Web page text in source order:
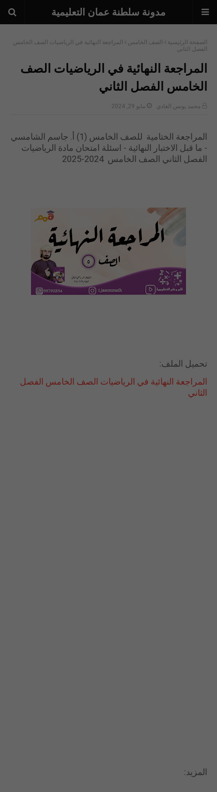
مدونة سلطنة عمان التعليمية
الصفحة الرئيسية الصف الخامس
المراجعة النهائية في الرياضيات الصف الخامس
الفصل الثاني
المراجعة النهائية في الرياضيات الصف
الخامس الفصل الثاني
محمد يونس الغادي مايو 29, 2024
المراجعة الختامية للصف الخامس (1) أ. جاسم الشامسي
- ما قبل الاختبار النهائية - اسئلة امتحان مادة الرياضيات
الفصل الثاني الصف الخامس 2024-2025
تحميل الملف:
المراجعة النهائية في الرياضيات الصف الخامس الفصل
الثاني
المزيد: